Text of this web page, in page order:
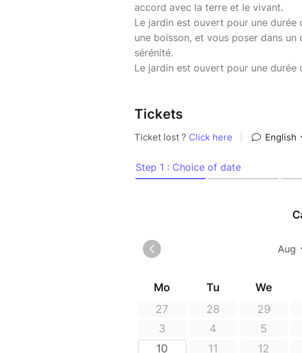
accord avec la terre et le vivant.
Le jardin est ouvert pour une durée
une boisson, et vous poser dans
sérénité.
Le jardin est ouvert pour une durée
Tickets